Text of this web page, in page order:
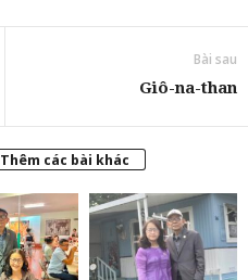
Bài sau
Giô-na-than
Thêm các bài khác